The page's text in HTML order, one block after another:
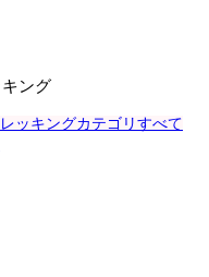
ング
ッキングカテゴリすべて